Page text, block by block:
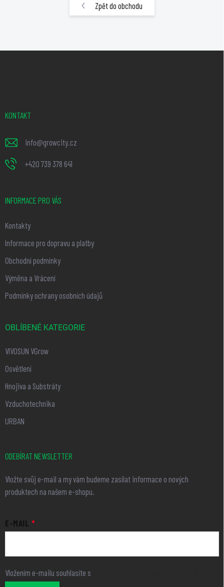
Zpět do obchodu
KONTAKT
info@growcity.cz
+420 739 378 641
INFORMACE PRO VÁS
Kontakty
Informace pro dopravu a platby
Obchodní podmínky
Výměna a Vrácení
Podmínky ochrany osobních údajů
OBLÍBENÉ KATEGORIE
VIVOSUN VGrow
Osvětlení
Hnojiva a Substráty
Vzduchotechnika
URBAN
ODEBÍRAT NEWSLETTER
Vložte svůj e-mail a my vám budeme zasílat informace o nových
produktech na našem e-shopu.
E-MAIL
Vložením e-mailu souhlasíte s